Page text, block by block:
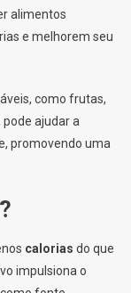
alimentos
e melhorem seu
como frutas,
ajudar a
promovendo uma
calorias do que
impulsiona o